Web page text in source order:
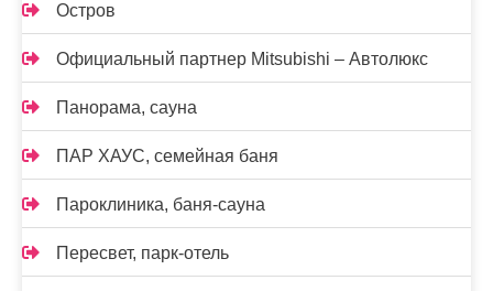
Остров
Официальный партнер Mitsubishi – Автолюкс
Панорама, сауна
ПАР ХАУС, семейная баня
Пароклиника, баня-сауна
Пересвет, парк-отель